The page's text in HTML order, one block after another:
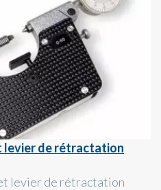
levier de rétractation
levier de rétractation